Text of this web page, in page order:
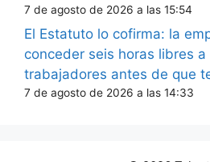
7 de agosto de 2026 a las 15:54
El Estatuto lo cofirma: la
conceder seis horas libres
trabajadores antes de que
7 de agosto de 2026 a las 14:33